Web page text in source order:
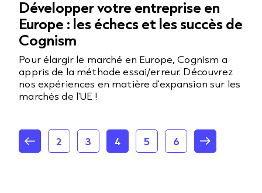
Développer votre entreprise en
Europe : les échecs et les succès de
Cognism
Pour élargir le marché en Europe, Cognism a
appris de la méthode essai/erreur. Découvrez
nos expériences en matière d'expansion sur les
marchés de l'UE !
2 3 4 5 6